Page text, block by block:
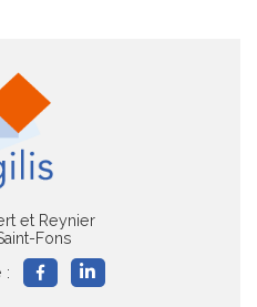
et Reynier
Fons
: